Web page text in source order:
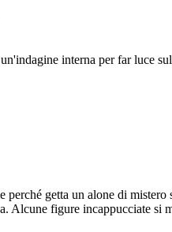
interna per far luce
getta un alone di
figure incappucciate